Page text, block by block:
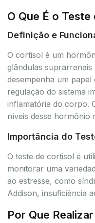
O Que É o
Definição e
O cortisol é um
glândulas suprarrenais
desempenha um
regulação do sistema
inflamatória do corpo.
níveis desse hormônio
Importância do
O teste de cortisol é
monitorar uma
ao estresse, como
Addison, insuficiência
Por Que